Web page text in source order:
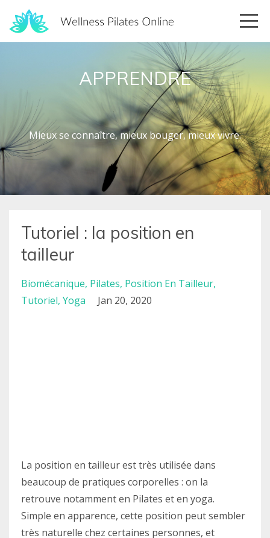
APPRENDRE
Mieux se connaître, mieux bouger, mieux vivre.
Tutoriel : la position en
tailleur
Biomécanique Pilates Position En Tailleur
Tutoriel Yoga Jan 20, 2020
La position en tailleur est très utilisée dans
beaucoup de pratiques corporelles : on la
retrouve notamment en Pilates et en yoga.
Simple en apparence, cette position peut sembler
très naturelle chez certaines personnes, et